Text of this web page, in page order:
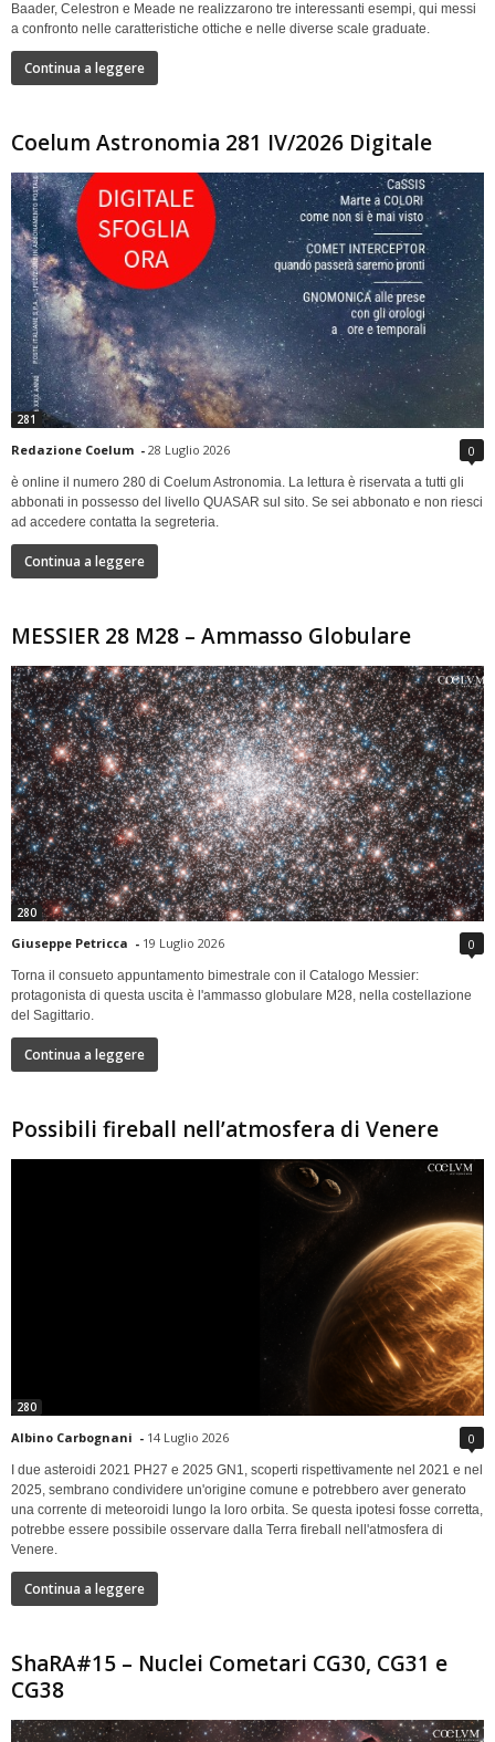
Baader, Celestron e Meade ne realizzarono tre interessanti esempi, qui messi
a confronto nelle caratteristiche ottiche e nelle diverse scale graduate.
Continua a leggere
Coelum Astronomia 281 IV/2026 Digitale
281
Redazione Coelum - 28 Luglio 2026 0
è online il numero 280 di Coelum Astronomia. La lettura è riservata a tutti gli
abbonati in possesso del livello QUASAR sul sito. Se sei abbonato e non riesci
ad accedere contatta la segreteria.
Continua a leggere
MESSIER 28 M28 – Ammasso Globulare
280
Giuseppe Petricca - 19 Luglio 2026 0
Torna il consueto appuntamento bimestrale con il Catalogo Messier:
protagonista di questa uscita è l'ammasso globulare M28, nella costellazione
del Sagittario.
Continua a leggere
Possibili fireball nell’atmosfera di Venere
280
Albino Carbognani - 14 Luglio 2026 0
I due asteroidi 2021 PH27 e 2025 GN1, scoperti rispettivamente nel 2021 e nel
2025, sembrano condividere un'origine comune e potrebbero aver generato
una corrente di meteoroidi lungo la loro orbita. Se questa ipotesi fosse corretta,
potrebbe essere possibile osservare dalla Terra fireball nell'atmosfera di
Venere.
Continua a leggere
ShaRA#15 – Nuclei Cometari CG30, CG31 e
CG38